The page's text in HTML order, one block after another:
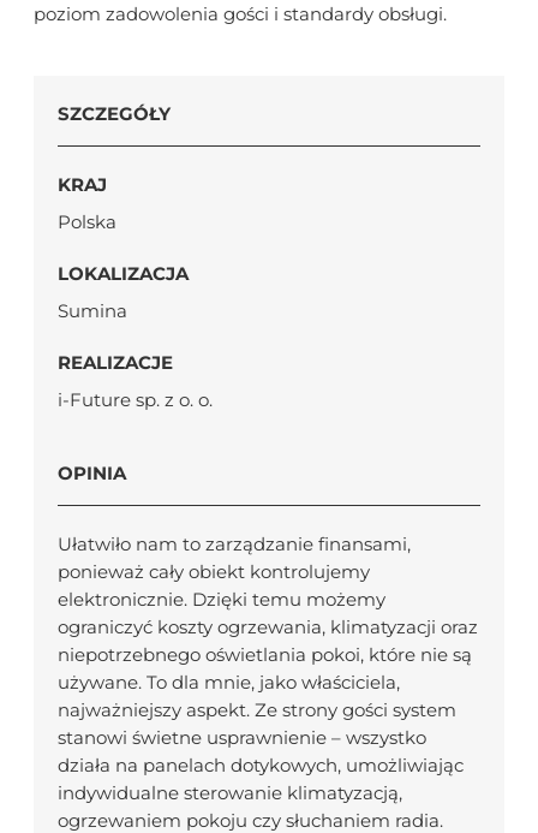
poziom zadowolenia gości i standardy obsługi.
SZCZEGÓŁY
KRAJ
Polska
LOKALIZACJA
Sumina
REALIZACJE
i-Future sp. z o. o.
OPINIA
Ułatwiło nam to zarządzanie finansami,
ponieważ cały obiekt kontrolujemy
elektronicznie. Dzięki temu możemy
ograniczyć koszty ogrzewania, klimatyzacji oraz
niepotrzebnego oświetlania pokoi, które nie są
używane. To dla mnie, jako właściciela,
najważniejszy aspekt. Ze strony gości system
stanowi świetne usprawnienie – wszystko
działa na panelach dotykowych, umożliwiając
indywidualne sterowanie klimatyzacją,
ogrzewaniem pokoju czy słuchaniem radia.